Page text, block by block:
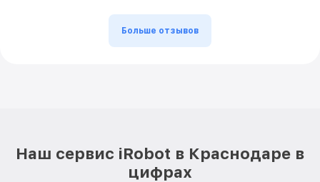
Больше отзывов
Наш сервис iRobot в Краснодаре в
цифрах